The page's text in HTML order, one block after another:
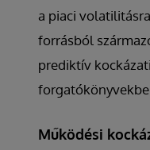
a piaci
forrásból
prediktív
forgatókönyvekbe.
Működési